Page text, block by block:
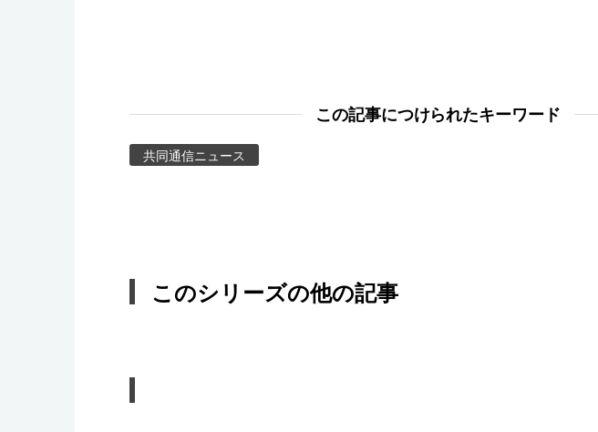
この記事につけられたキーワード
共同通信ニュース
このシリーズの他の記事